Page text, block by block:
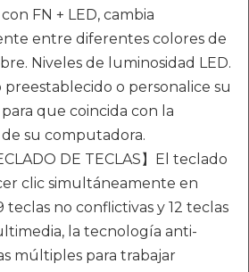
FN + LED, cambia
entre diferentes colores de
Niveles de luminosidad LED.
o personalice su
que coincida con la
su computadora.
DE TECLAS】El teclado
clic simultáneamente en
teclas no conflictivas y 12 teclas
la tecnología anti-
múltiples para trabajar